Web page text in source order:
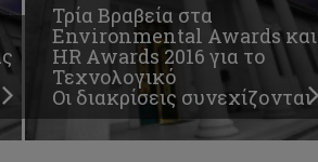
Τρία Βραβεία στα
Environmental Awards και
HR Awards 2016 για το
Τεχνολογικό
Οι διακρίσεις συνεχίζονται